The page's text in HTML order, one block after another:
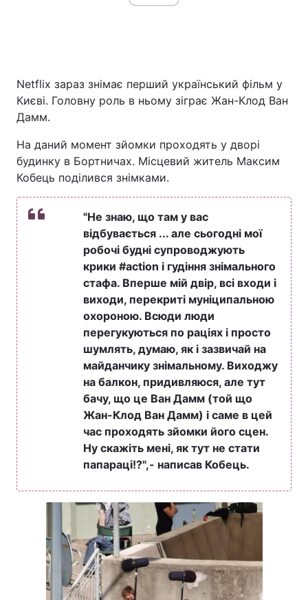
Netflix зараз знімає перший український фільм у
Києві. Головну роль в ньому зіграє Жан-Клод Ван
Дамм.
На даний момент зйомки проходять у дворі
будинку в Бортничах. Місцевий житель Максим
Кобець поділився знімками.
"Не знаю, що там у вас
відбувається ... але сьогодні мої
робочі будні супроводжують
крики #action і гудіння знімального
стафа. Вперше мій двір, всі входи і
виходи, перекриті муніципальною
охороною. Всюди люди
перегукуються по раціях і просто
шумлять, думаю, як і зазвичай на
майданчику знімальному. Виходжу
на балкон, придивляюся, але тут
бачу, що це Ван Дамм (той що
Жан-Клод Ван Дамм) і саме в цей
час проходять зйомки його сцен.
Ну скажіть мені, як тут не стати
папараці!?",- написав Кобець.